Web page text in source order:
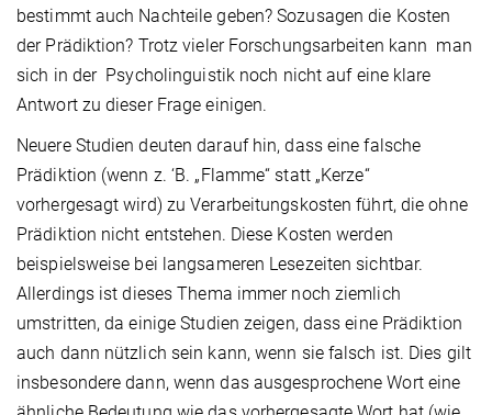
bestimmt auch Nachteile geben? Sozusagen die Kosten
der Prädiktion? Trotz vieler Forschungsarbeiten kann man
sich in der Psycholinguistik noch nicht auf eine klare
Antwort zu dieser Frage einigen.
Neuere Studien deuten darauf hin, dass eine falsche
Prädiktion (wenn z. ‘B. „Flamme“ statt „Kerze“
vorhergesagt wird) zu Verarbeitungskosten führt, die ohne
Prädiktion nicht entstehen. Diese Kosten werden
beispielsweise bei langsameren Lesezeiten sichtbar.
Allerdings ist dieses Thema immer noch ziemlich
umstritten, da einige Studien zeigen, dass eine Prädiktion
auch dann nützlich sein kann, wenn sie falsch ist. Dies gilt
insbesondere dann, wenn das ausgesprochene Wort eine